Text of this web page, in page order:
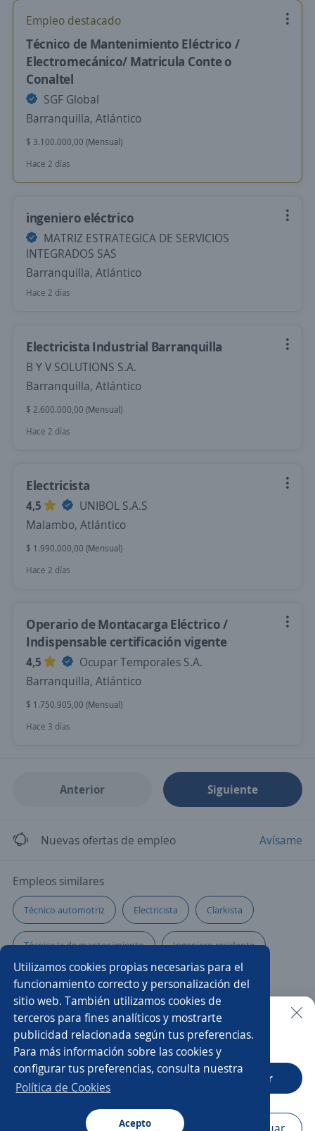
Utilizamos cookies propias necesarias para el
funcionamiento correcto y personalización del
sitio web. También utilizamos cookies de
terceros para fines analíticos y mostrarte
publicidad relacionada según tus preferencias.
Para más información sobre las cookies y
configurar tus preferencias, consulta nuestra
Política de Cookies
Acepto
Empleo destacado
Técnico de Mantenimiento Eléctrico /
Electromecánico/ Matricula Conte o
Conaltel
SGF Global
Barranquilla, Atlántico
$ 3.100.000,00 (Mensual)
Hace 2 días
ingeniero eléctrico
MATRIZ ESTRATEGICA DE SERVICIOS
INTEGRADOS SAS
Barranquilla, Atlántico
Hace 2 días
Electricista Industrial Barranquilla
B Y V SOLUTIONS S.A.
Barranquilla, Atlántico
$ 2.600.000,00 (Mensual)
Hace 2 días
Electricista
4,5
UNIBOL S.A.S
Malambo, Atlántico
$ 1.990.000,00 (Mensual)
Hace 2 días
Operario de Montacarga Eléctrico /
Indispensable certificación vigente
4,5
Ocupar Temporales S.A.
Barranquilla, Atlántico
$ 1.750.905,00 (Mensual)
Hace 3 días
Anterior Siguiente
Nuevas ofertas de empleo Avísame
Empleos similares
Técnico automotriz Electricista Clarkista
Técnico/a de mantenimiento Ingeniero residente
Eléctrico/a Técnico/a eléctrico/a
Ingeniero electricista Electricista de mantenimiento
Automotriz Supervisor/a eléctrico
Electromecánico/a
Asesor/a comercial freelance Electricista industrial
Buscar es más fácil en la app
CT App Abrir
Navegador Continuar